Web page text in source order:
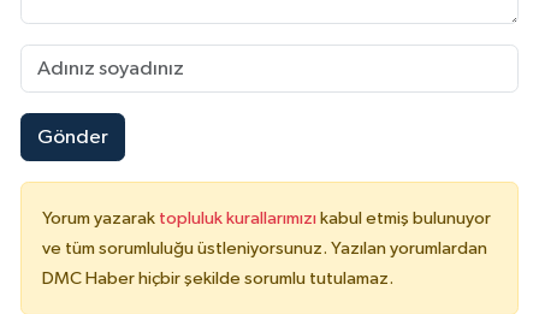
Gönder
Yorum yazarak topluluk kurallarımızı kabul etmiş bulunuyor
ve tüm sorumluluğu üstleniyorsunuz. Yazılan yorumlardan
DMC Haber hiçbir şekilde sorumlu tutulamaz.